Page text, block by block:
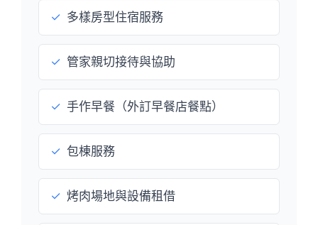
✓ 多樣房型住宿服務
✓ 管家親切接待與協助
✓ 手作早餐（外訂早餐店餐點）
✓ 包棟服務
✓ 烤肉場地與設備租借